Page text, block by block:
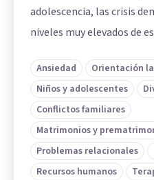
adolescencia, las crisis
niveles muy elevados de
Ansiedad
Orientación
Niños y adolescentes
Conflictos familiares
Matrimonios y
Problemas relacionales
Recursos humanos